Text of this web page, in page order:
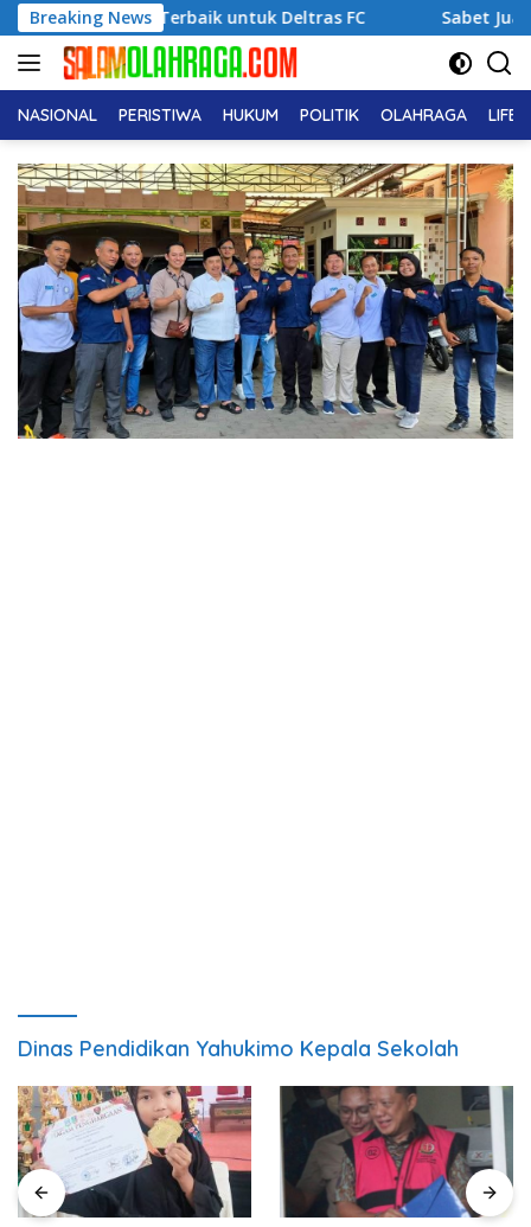
Langsung
ke
konten
Breaking News
Terbaik untuk Deltras FC Sabet Juara 1 Usia
NASIONAL PERISTIWA HUKUM POLITIK OLAHRAGA
Dinas Pendidikan Yahukimo Kepala Sekolah